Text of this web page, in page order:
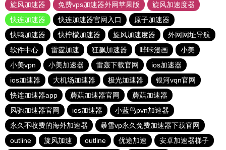
旋风加速器
免费vps加速器外网苹果版
旋风加速度器
快连加速器
快连加速器官网入口
原子加速器
快鸭加速器
快柠檬加速器 旋风加速度器
外网网址导航
软件中心
雷霆加速 狂飙加速器 哔咔漫画
小美
小美vpn
小美加速器 雷轰下载官网
ios加速器
ios加速器
大机场加速器 极光加速器
银河vqn官网
快连加速器app
蘑菇加速器官网
蘑菇加速器
风驰加速器官网
ios加速器
小蓝鸟pvn加速器
永久不收费的海外加速器
暴雪vp永久免费加速器下载官网
outline
旋风加速 outline 优途加速
安卓加速器梯子